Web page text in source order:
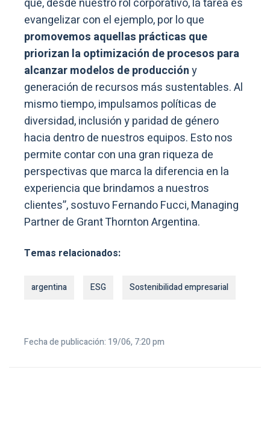
que, desde nuestro rol corporativo, la tarea es
evangelizar con el ejemplo, por lo que
promovemos aquellas prácticas que
priorizan la optimización de procesos para
alcanzar modelos de produccióny
generación de recursos más sustentables. Al
mismo tiempo, impulsamos políticas de
diversidad, inclusión y paridad de género
hacia dentro de nuestros equipos. Esto nos
permite contar con una gran riqueza de
perspectivas que marca la diferencia en la
experiencia que brindamos a nuestros
clientes”, sostuvo Fernando Fucci, Managing
Partner de Grant Thornton Argentina.
Temas relacionados:
argentina ESG Sostenibilidad empresarial
Fecha de publicación: 19/06, 7:20 pm